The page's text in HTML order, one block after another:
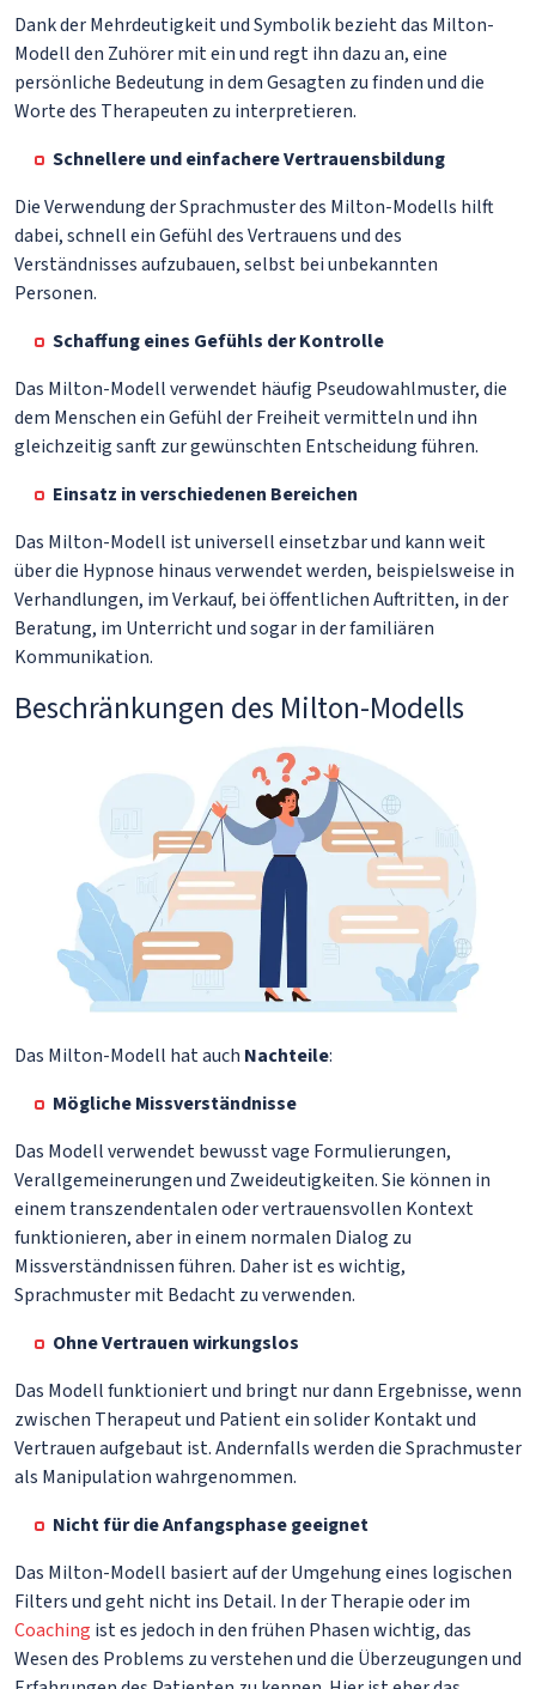
Dank der Mehrdeutigkeit und Symbolik bezieht das Milton-
Modell den Zuhörer mit ein und regt ihn dazu an, eine
persönliche Bedeutung in dem Gesagten zu finden und die
Worte des Therapeuten zu interpretieren.
Schnellere und einfachere Vertrauensbildung
Die Verwendung der Sprachmuster des Milton-Modells hilft
dabei, schnell ein Gefühl des Vertrauens und des
Verständnisses aufzubauen, selbst bei unbekannten
Personen.
Schaffung eines Gefühls der Kontrolle
Das Milton-Modell verwendet häufig Pseudowahlmuster, die
dem Menschen ein Gefühl der Freiheit vermitteln und ihn
gleichzeitig sanft zur gewünschten Entscheidung führen.
Einsatz in verschiedenen Bereichen
Das Milton-Modell ist universell einsetzbar und kann weit
über die Hypnose hinaus verwendet werden, beispielsweise in
Verhandlungen, im Verkauf, bei öffentlichen Auftritten, in der
Beratung, im Unterricht und sogar in der familiären
Kommunikation.
Beschränkungen des Milton-Modells
Das Milton-Modell hat auch Nachteile:
Mögliche Missverständnisse
Das Modell verwendet bewusst vage Formulierungen,
Verallgemeinerungen und Zweideutigkeiten. Sie können in
einem transzendentalen oder vertrauensvollen Kontext
funktionieren, aber in einem normalen Dialog zu
Missverständnissen führen. Daher ist es wichtig,
Sprachmuster mit Bedacht zu verwenden.
Ohne Vertrauen wirkungslos
Das Modell funktioniert und bringt nur dann Ergebnisse, wenn
zwischen Therapeut und Patient ein solider Kontakt und
Vertrauen aufgebaut ist. Andernfalls werden die Sprachmuster
als Manipulation wahrgenommen.
Nicht für die Anfangsphase geeignet
Das Milton-Modell basiert auf der Umgehung eines logischen
Filters und geht nicht ins Detail. In der Therapie oder im
Coaching ist es jedoch in den frühen Phasen wichtig, das
Wesen des Problems zu verstehen und die Überzeugungen und